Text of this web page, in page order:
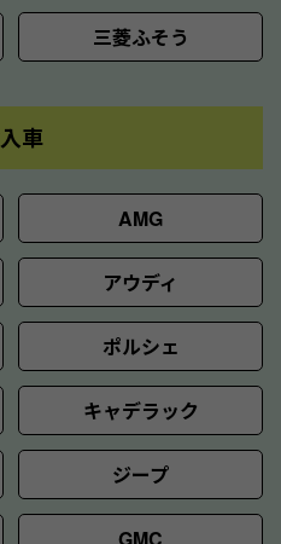
三菱ふそう
車
AMG
アウディ
ポルシェ
キャデラック
ジープ
GMC